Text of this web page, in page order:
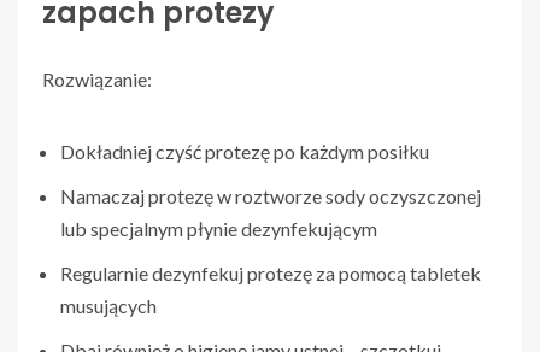
zapach protezy
Rozwiązanie:
Dokładniej czyść protezę po każdym posiłku
Namaczaj protezę w roztworze sody oczyszczonej
lub specjalnym płynie dezynfekującym
Regularnie dezynfekuj protezę za pomocą tabletek
musujących